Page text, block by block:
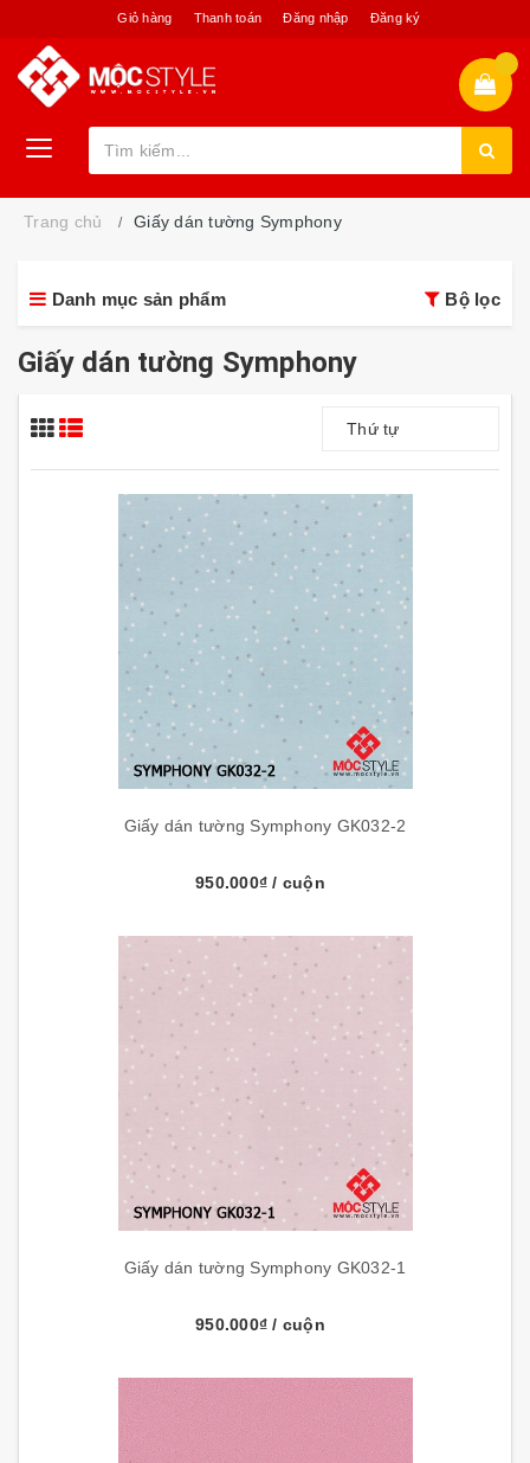
Giỏ hàng Thanh toán Đăng nhập Đăng ký
Trang chủ Giấy dán tường Symphony
Danh mục sản phẩm Bộ lọc
Giấy dán tường Symphony
Thứ tự
Giấy dán tường Symphony GK032-2
950.000₫/ cuộn
Giấy dán tường Symphony GK032-1
950.000₫/ cuộn